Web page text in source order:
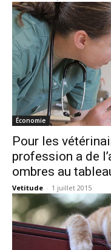
Économie
Pour les
profession a de
ombres au
Vetitude - 1 juillet 2015